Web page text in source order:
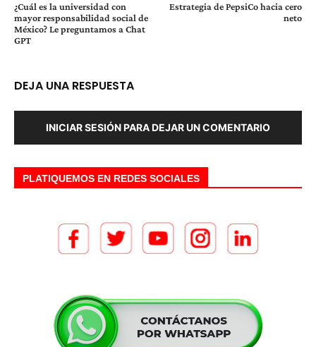
¿Cuál es la universidad con
mayor responsabilidad social de
México? Le preguntamos a Chat
GPT
Estrategia de PepsiCo hacia cero
neto
DEJA UNA RESPUESTA
INICIAR SESIÓN PARA DEJAR UN COMENTARIO
PLATIQUEMOS EN REDES SOCIALES